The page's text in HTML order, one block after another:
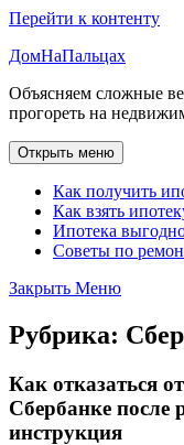
Перейти к контенту
ДомНаПальцах
Объясняем сложные
прогореть на
Открыть меню
Как получить
Как взять
Ипотека
Советы по
Закрыть Меню
Рубрика:
Как отказаться
Сбербанке после
инструкция